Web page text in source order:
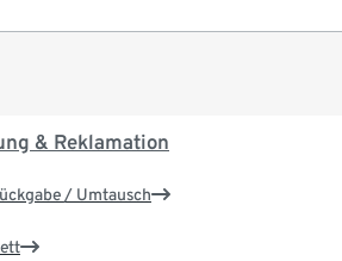
& Reklamation
/ Umtausch